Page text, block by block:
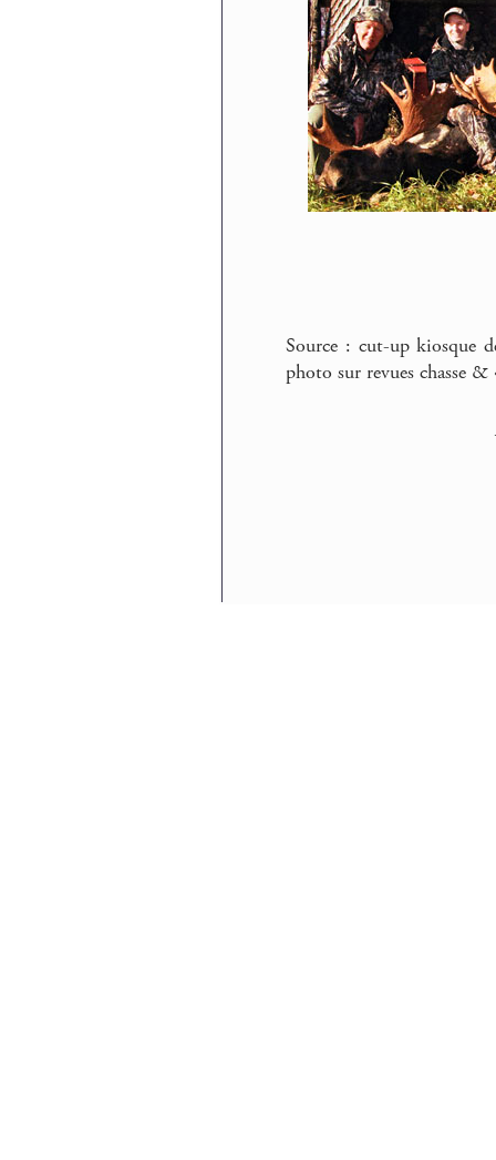
Source : cut-up kiosque
photo sur revues chasse